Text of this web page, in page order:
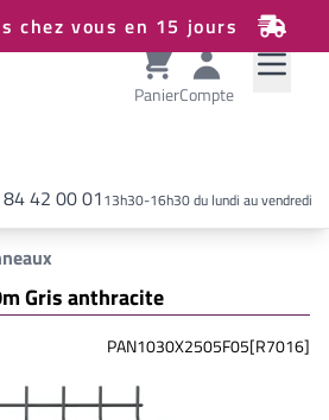
chez vous en 15 jours
PanierCompte
42 00 0113h30-16h30 du lundi au vendredi
Gris anthracite
PAN1030X2505F05[R7016]